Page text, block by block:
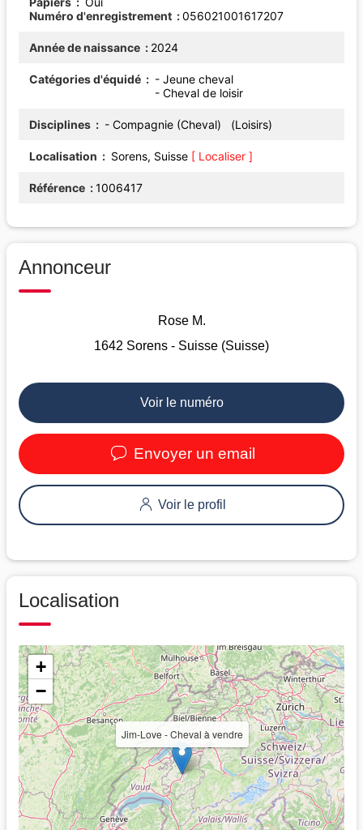
Numéro d'enregistrement
056021001617207
Année de naissance 2024
Catégories d'équidé
- Jeune cheval
- Cheval de loisir
Disciplines - Compagnie (Cheval) (Loisirs)
Localisation Sorens, Suisse [ Localiser ]
Référence 1006417
Annonceur
Rose M.
1642 Sorens - Suisse (Suisse)
Voir le numéro
Envoyer un email
Voir le profil
Localisation
Jim-Love - Cheval à vendre
+
−